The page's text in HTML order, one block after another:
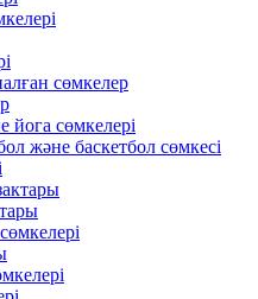
сөмкелер
йога сөмкелері
және баскетбол сөмкесі